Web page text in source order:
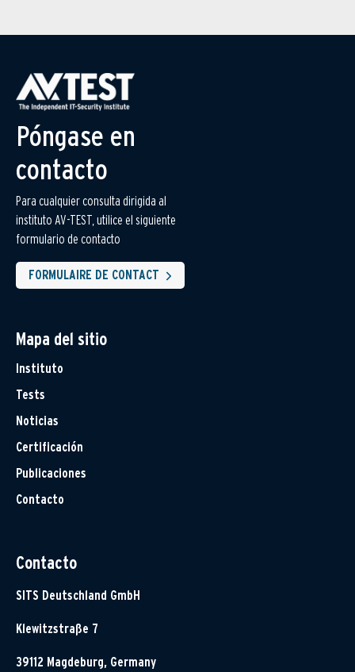
Póngase en
contacto
Para cualquier consulta dirigida al
instituto AV-TEST, utilice el siguiente
formulario de contacto
FORMULAIRE DE CONTACT
Mapa del sitio
Instituto
Tests
Noticias
Certificación
Publicaciones
Contacto
Contacto
SITS Deutschland GmbH
Klewitzstraße 7
39112 Magdeburg, Germany